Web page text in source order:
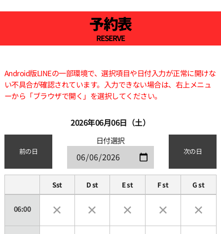
予約表
RESERVE
Android版LINEの一部環境で、選択項目や日付入力が正常に開けな
い不具合が確認されています。入力できない場合は、右上メニュ
ーから「ブラウザで開く」を選択してください。
2026年06月06日（土）
前の日
日付選択
次の日
Sst D st E st F st G st
06:00